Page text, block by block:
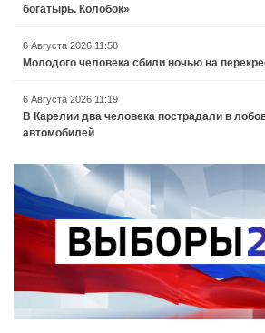
богатырь. Колобок»
6 Августа 2026 11:58
Молодого человека сбили ночью на
6 Августа 2026 11:19
В Карелии два человека пострадали в
автомобилей